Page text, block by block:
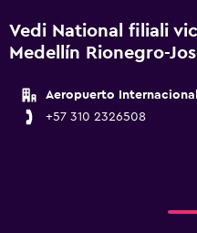
Vedi National filiali
Medellín Rionegro-
Aeropuerto
+57 310 2326508